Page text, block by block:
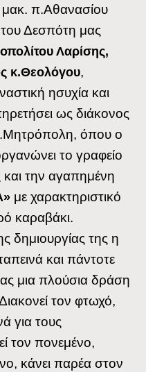
μακ. π.Αθανασίου
του Δεσπότη μας
Λαρίσης,
κ.Θεολόγου,
ησυχία και
ως διάκονος
όπου ο
το γραφείο
την αγαπημένη
με χαρακτηριστικό
καραβάκι.
δημιουργίας της η
και πάντοτε
μια πλούσια δράση
τον φτωχό,
για τους
τον πονεμένο,
κάνει παρέα στον